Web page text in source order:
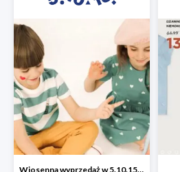
Wiosenna wyprzedaż w 5.10.15 -70%